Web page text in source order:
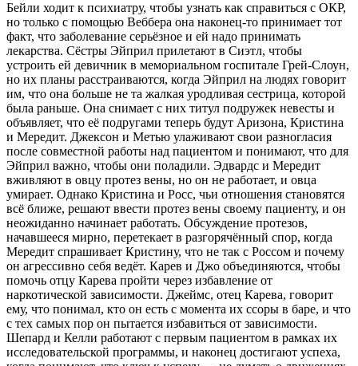
Бейли ходит к психиатру, чтобы узнать как справиться с ОКР,
но только с помощью Веббера она наконец-то принимает тот
факт, что заболевание серьёзное и ей надо принимать
лекарства. Сёстры Эйприл прилетают в Сиэтл, чтобы
устроить ей девичник в мемориальном госпитале Грей-Слоун,
но их планы расстраиваются, когда Эйприл на людях говорит
им, что она больше не та жалкая уродливая сестрица, которой
была раньше. Она снимает с них титул подружек невесты и
объявляет, что её подругами теперь будут Аризона, Кристина
и Мередит. Джексон и Метью улаживают свои разногласия
после совместной работы над пациентом и понимают, что для
Эйприл важно, чтобы они поладили. Эдвардс и Мередит
вживляют в овцу протез вены, но он не работает, и овца
умирает. Однако Кристина и Росс, чьи отношения становятся
всё ближе, решают ввести протез вены своему пациенту, и он
неожиданно начинает работать. Обсуждение протезов,
начавшееся мирно, перетекает в разгорячённый спор, когда
Мередит спрашивает Кристину, что не так с Россом и почему
он агрессивно себя ведёт. Карев и Джо объединяются, чтобы
помочь отцу Карева пройти через избавление от
наркотической зависимости. Джеймс, отец Карева, говорит
ему, что понимал, кто он есть с момента их ссоры в баре, и что
с тех самых пор он пытается избавиться от зависимости.
Шепард и Келли работают с первым пациентом в рамках их
исследовательской программы, и наконец достигают успеха,